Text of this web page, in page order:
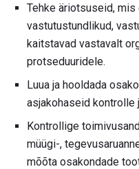
Tehke äriotsuseid, mis
vastutustundlikud,
kaitstavad vastavalt
protseduuridele.
Luua ja hooldada
asjakohaseid kontrolle
Kontrollige
müügi-,
mõõta osakondade